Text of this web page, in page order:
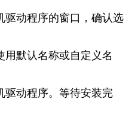
驱动程序的窗口，确认选
用默认名称或自定义名
驱动程序。等待安装完